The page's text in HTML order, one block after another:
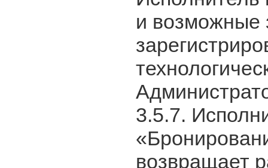
и возможные
3.5.7.
возвращает